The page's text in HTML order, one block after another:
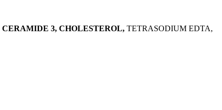
CERAMIDE 3, CHOLESTEROL, TETRASODIUM EDTA,